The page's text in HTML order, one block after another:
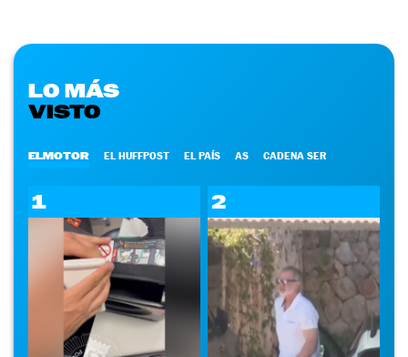
LO MÁS
VISTO
ELMOTOR EL HUFFPOST EL PAÍS AS CADENA SER
1 2